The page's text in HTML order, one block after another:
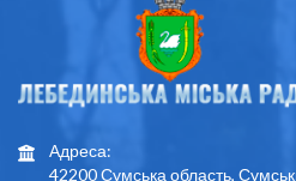
Адреса:
42200 Сумська область,